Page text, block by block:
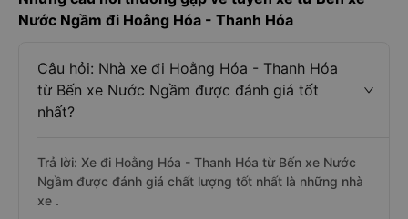
Nước Ngầm đi Hoằng Hóa - Thanh Hóa
Câu hỏi: Nhà xe đi Hoằng Hóa - Thanh Hóa
từ Bến xe Nước Ngầm được đánh giá tốt
nhất?
Trả lời: Xe đi Hoằng Hóa - Thanh Hóa từ Bến xe Nước
Ngầm được đánh giá chất lượng tốt nhất là những nhà
xe .